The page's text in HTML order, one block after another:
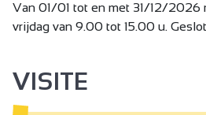
particulieren in de Drôme en de
Nectardéchois verkoopt aan
winkels, enz.).
Nectardéchois bevordert de lokale
economische ontwikkeling van
Van 01/01 tot en met 31/12/2026
vrijdag van 9.00 tot 15.00 u.
VISITE